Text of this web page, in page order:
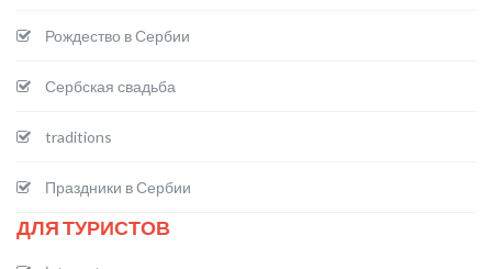
Рождество в Сербии
Сербская свадьба
traditions
Праздники в Сербии
ДЛЯ ТУРИСТОВ